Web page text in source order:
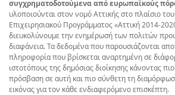
συγχρηματοδοτούμενα από ευρωπαϊκούς
υλοποιούνται στον νομό Αττικής στο πλαίσιο
Επιχειρησιακού Προγράμματος «Αττική 2014-
διευκολύνουμε την ενημέρωσή των πολιτών
διαφάνεια. Τα δεδομένα που παρουσιάζονται
πληροφορία που βρίσκεται αναρτημένη σε
ιστοτόπους της δημόσιας διοίκησης κάνοντας
πρόσβαση σε αυτή και πιο σύνθετη τη
εικόνας για τον κάθε ενδιαφερόμενο επισκέπτη.